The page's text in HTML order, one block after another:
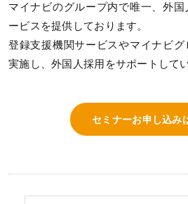
マイナビのグループ内で唯一、外
ービスを提供しております。
登録支援機関サービスやマイナビ
実施し、外国人採用をサポートして
セミナーお申し込み